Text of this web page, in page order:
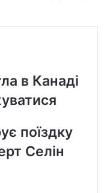
в Канаді
поїздку
Селін